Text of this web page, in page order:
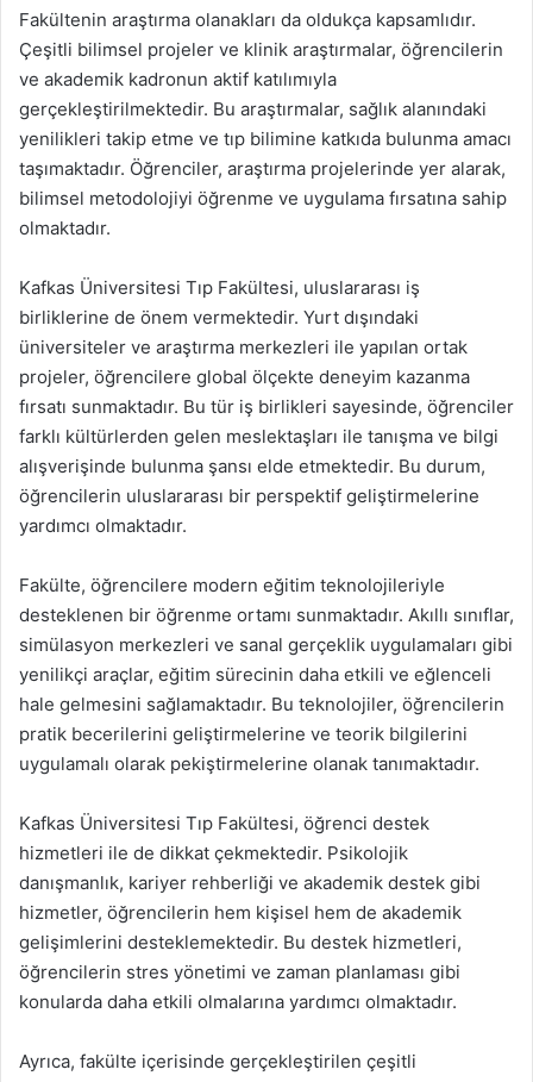
Fakültenin araştırma olanakları da oldukça kapsamlıdır.
Çeşitli bilimsel projeler ve klinik araştırmalar, öğrencilerin
ve akademik kadronun aktif katılımıyla
gerçekleştirilmektedir. Bu araştırmalar, sağlık alanındaki
yenilikleri takip etme ve tıp bilimine katkıda bulunma amacı
taşımaktadır. Öğrenciler, araştırma projelerinde yer alarak,
bilimsel metodolojiyi öğrenme ve uygulama fırsatına sahip
olmaktadır.
Kafkas Üniversitesi Tıp Fakültesi, uluslararası iş
birliklerine de önem vermektedir. Yurt dışındaki
üniversiteler ve araştırma merkezleri ile yapılan ortak
projeler, öğrencilere global ölçekte deneyim kazanma
fırsatı sunmaktadır. Bu tür iş birlikleri sayesinde, öğrenciler
farklı kültürlerden gelen meslektaşları ile tanışma ve bilgi
alışverişinde bulunma şansı elde etmektedir. Bu durum,
öğrencilerin uluslararası bir perspektif geliştirmelerine
yardımcı olmaktadır.
Fakülte, öğrencilere modern eğitim teknolojileriyle
desteklenen bir öğrenme ortamı sunmaktadır. Akıllı sınıflar,
simülasyon merkezleri ve sanal gerçeklik uygulamaları gibi
yenilikçi araçlar, eğitim sürecinin daha etkili ve eğlenceli
hale gelmesini sağlamaktadır. Bu teknolojiler, öğrencilerin
pratik becerilerini geliştirmelerine ve teorik bilgilerini
uygulamalı olarak pekiştirmelerine olanak tanımaktadır.
Kafkas Üniversitesi Tıp Fakültesi, öğrenci destek
hizmetleri ile de dikkat çekmektedir. Psikolojik
danışmanlık, kariyer rehberliği ve akademik destek gibi
hizmetler, öğrencilerin hem kişisel hem de akademik
gelişimlerini desteklemektedir. Bu destek hizmetleri,
öğrencilerin stres yönetimi ve zaman planlaması gibi
konularda daha etkili olmalarına yardımcı olmaktadır.
Ayrıca, fakülte içerisinde gerçekleştirilen çeşitli